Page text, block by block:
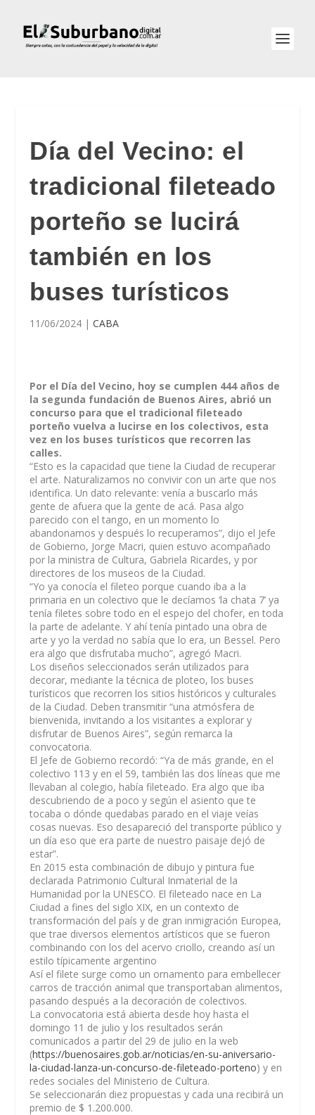
Día del Vecino: el
tradicional fileteado
porteño se lucirá
también en los
buses turísticos
11/06/2024 |CABA
Por el Día del Vecino, hoy se cumplen 444 años de
la segunda fundación de Buenos Aires, abrió un
concurso para que el tradicional fileteado
porteño vuelva a lucirse en los colectivos, esta
vez en los buses turísticos que recorren las
calles.
“Esto es la capacidad que tiene la Ciudad de recuperar
el arte. Naturalizamos no convivir con un arte que nos
identifica. Un dato relevante: venía a buscarlo más
gente de afuera que la gente de acá. Pasa algo
parecido con el tango, en un momento lo
abandonamos y después lo recuperamos”, dijo el Jefe
de Gobierno, Jorge Macri, quien estuvo acompañado
por la ministra de Cultura, Gabriela Ricardes, y por
directores de los museos de la Ciudad.
“Yo ya conocía el fileteo porque cuando iba a la
primaria en un colectivo que le decíamos ‘la chata 7’ ya
tenía filetes sobre todo en el espejo del chofer, en toda
la parte de adelante. Y ahí tenía pintado una obra de
arte y yo la verdad no sabía que lo era, un Bessel. Pero
era algo que disfrutaba mucho”, agregó Macri.
Los diseños seleccionados serán utilizados para
decorar, mediante la técnica de ploteo, los buses
turísticos que recorren los sitios históricos y culturales
de la Ciudad. Deben transmitir “una atmósfera de
bienvenida, invitando a los visitantes a explorar y
disfrutar de Buenos Aires”, según remarca la
convocatoria.
El Jefe de Gobierno recordó: “Ya de más grande, en el
colectivo 113 y en el 59, también las dos líneas que me
llevaban al colegio, había fileteado. Era algo que iba
descubriendo de a poco y según el asiento que te
tocaba o dónde quedabas parado en el viaje veías
cosas nuevas. Eso desapareció del transporte público y
un día eso que era parte de nuestro paisaje dejó de
estar”.
En 2015 esta combinación de dibujo y pintura fue
declarada Patrimonio Cultural Inmaterial de la
Humanidad por la UNESCO. El fileteado nace en La
Ciudad a fines del siglo XIX, en un contexto de
transformación del país y de gran inmigración Europea,
que trae diversos elementos artísticos que se fueron
combinando con los del acervo criollo, creando así un
estilo típicamente argentino
Así el filete surge como un ornamento para embellecer
carros de tracción animal que transportaban alimentos,
pasando después a la decoración de colectivos.
La convocatoria está abierta desde hoy hasta el
domingo 11 de julio y los resultados serán
comunicados a partir del 29 de julio en la web
(https://buenosaires.gob.ar/noticias/en-su-aniversario-
la-ciudad-lanza-un-concurso-de-fileteado-porteno) y en
redes sociales del Ministerio de Cultura.
Se seleccionarán diez propuestas y cada una recibirá un
premio de $ 1.200.000.